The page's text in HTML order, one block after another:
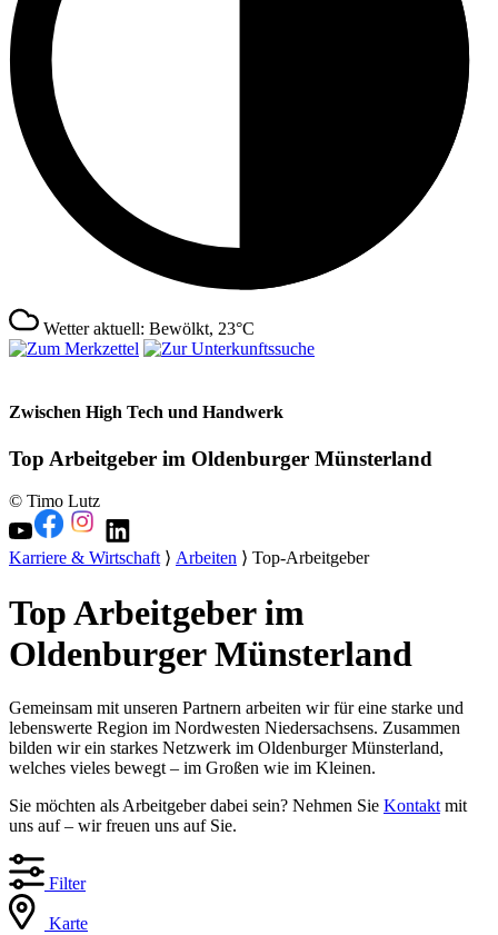
Wetter aktuell: Bewölkt, 23°C
Zwischen High Tech und Handwerk
Top Arbeitgeber im Oldenburger Münsterland
© Timo Lutz
Karriere & Wirtschaft⟩ Arbeiten ⟩ Top-Arbeitgeber
Top Arbeitgeber im
Oldenburger Münsterland
Gemeinsam mit unseren Partnern arbeiten wir für eine starke und
lebenswerte Region im Nordwesten Niedersachsens. Zusammen
bilden wir ein starkes Netzwerk im Oldenburger Münsterland,
welches vieles bewegt – im Großen wie im Kleinen.
Sie möchten als Arbeitgeber dabei sein? Nehmen Sie Kontakt mit
uns auf – wir freuen uns auf Sie.
Filter
Karte